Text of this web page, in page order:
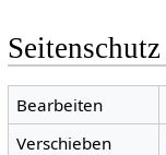
Seitenschutz
Bearbeiten
Verschieben